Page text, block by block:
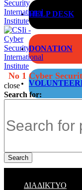
HELP DESK
DONATION
No 1 Cyber
close
Search for:
Search
ΔΙΑΔΙΚΤΥΟ